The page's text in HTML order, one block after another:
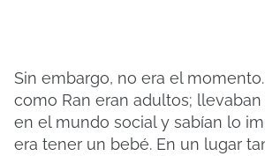
Sin embargo, no era el
como Ran eran adultos;
en el mundo social y sabían lo
era tener un bebé. En un lugar